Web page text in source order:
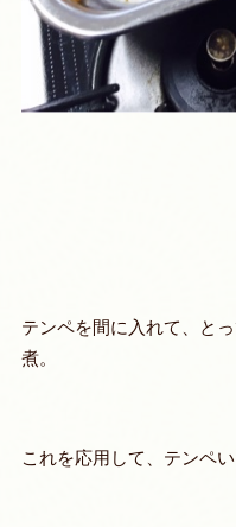
テンペを間に入れて、と
煮。
これを応用して、テンペ